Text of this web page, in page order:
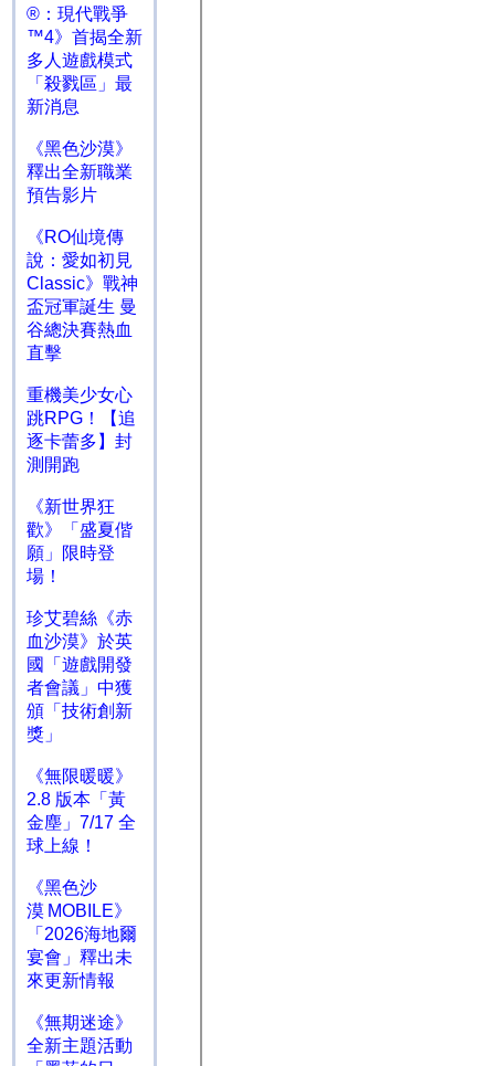
®：現代戰爭
™4》首揭全新
多人遊戲模式
「殺戮區」最
新消息
《黑色沙漠》
釋出全新職業
預告影片
《RO仙境傳
說：愛如初見
Classic》戰神
盃冠軍誕生 曼
谷總決賽熱血
直擊
重機美少女心
跳RPG！【追
逐卡蕾多】封
測開跑
《新世界狂
歡》「盛夏偕
願」限時登
場！
珍艾碧絲《赤
血沙漠》於英
國「遊戲開發
者會議」中獲
頒「技術創新
獎」
《無限暖暖》
2.8 版本「黃
金塵」7/17 全
球上線！
《黑色沙
漠 MOBILE》
「2026海地爾
宴會」釋出未
來更新情報
《無期迷途》
全新主題活動